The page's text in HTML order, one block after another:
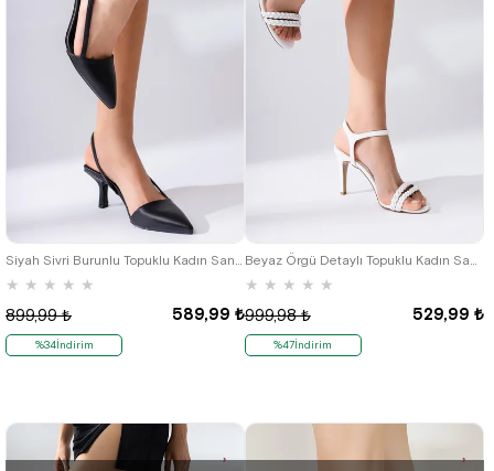
★ ★ ★ ★ ★
589,99 ₺
899,99 ₺
%34İndirim
35
★ ★ ★ ★ ★
529,99 ₺
999,98 ₺
%47İndirim